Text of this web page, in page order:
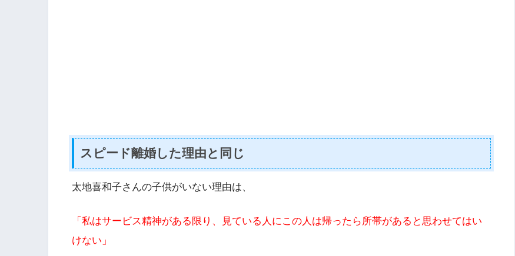
スピード離婚した理由と同じ
太地喜和子さんの子供がいない理由は、
「私はサービス精神がある限り、見ている人にこの人は帰ったら所帯があると思わせてはい
けない」